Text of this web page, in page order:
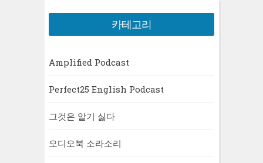
카테고리
Amplified Podcast
Perfect25 English Podcast
그것은 알기 싫다
오디오북 소라소리